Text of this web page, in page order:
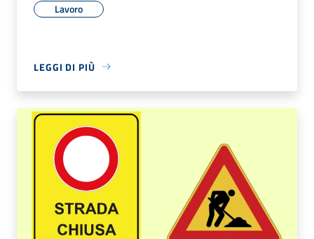
Lavoro
LEGGI DI PIÙ